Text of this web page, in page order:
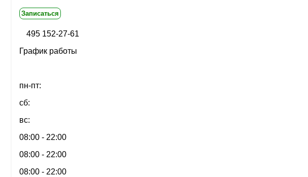
Записаться
495 152-27-61
График работы
пн-пт:
сб:
вс:
08:00 - 22:00
08:00 - 22:00
08:00 - 22:00